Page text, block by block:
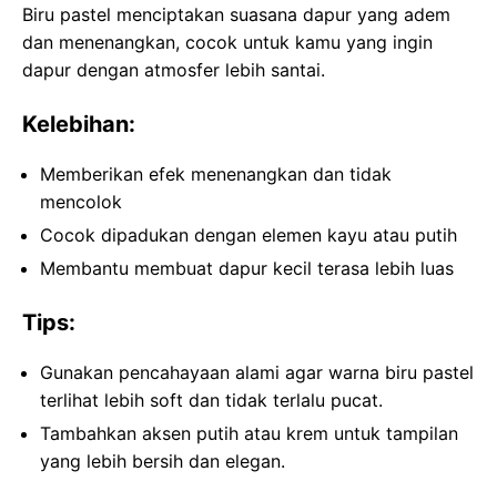
Biru pastel menciptakan suasana dapur yang adem
dan menenangkan, cocok untuk kamu yang ingin
dapur dengan atmosfer lebih santai.
Kelebihan:
Memberikan efek menenangkan dan tidak
mencolok
Cocok dipadukan dengan elemen kayu atau putih
Membantu membuat dapur kecil terasa lebih luas
Tips:
Gunakan pencahayaan alami agar warna biru pastel
terlihat lebih soft dan tidak terlalu pucat.
Tambahkan aksen putih atau krem untuk tampilan
yang lebih bersih dan elegan.